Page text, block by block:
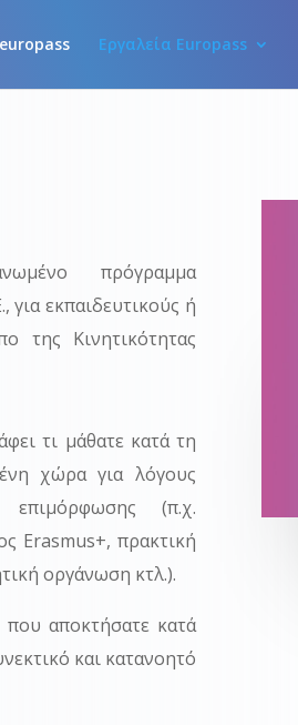
Εργαλεία Europass
πρόγραμμα
για εκπαιδευτικούς ή
της Κινητικότητας
τι μάθατε κατά τη
χώρα για λόγους
επιμόρφωσης (π.χ.
Erasmus+, πρακτική
οργάνωση κτλ.).
που αποκτήσατε κατά
και κατανοητό